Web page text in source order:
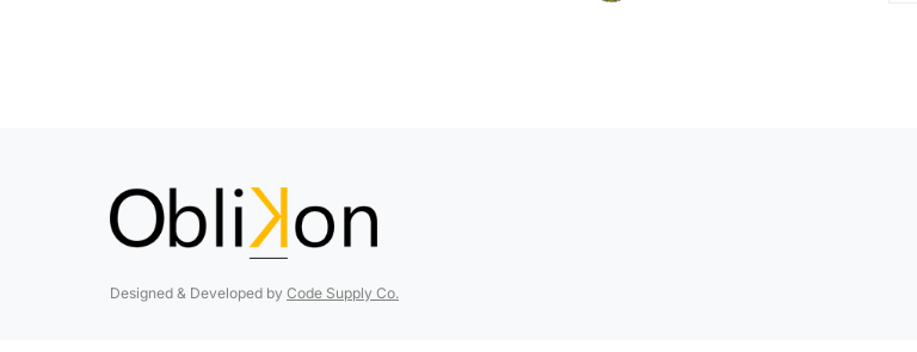
Designed & Developed by Code Supply Co.